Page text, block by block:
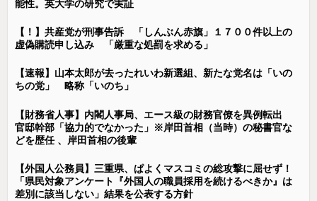
能性。英大学の研究で実証
【！】共産党が刑事告訴 「しんぶん赤旗」１７００件以上の
虚偽購読申し込み 「厳重な処罰を求める」
【速報】山本太郎が去ったれいわ新選組、新たな党名は「いの
ちの党」 略称「いのち」
【財務省人事】内閣人事局、エース級の財務官僚を異例転出
官邸幹部「協力的でなかった」※岸田首相（当時）の秘書官な
どを歴任 、岸田首相の後輩
【外国人公務員】三重県、ぱよくマスコミの総攻撃に屈せず！
「県民対象アンケート『外国人の職員採用を続けるべきか』は
差別に該当しない」結果を公表する方針